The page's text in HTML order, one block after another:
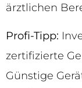
ärztlichen
Profi-Tipp:
zertifizierte
Günstige